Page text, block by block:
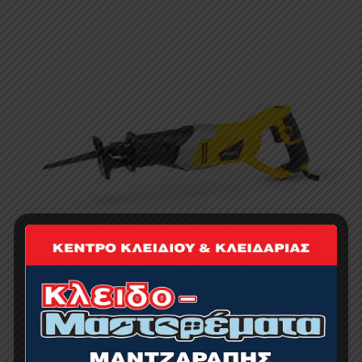
BORMANN BRS6600 Σπαθόσεγα 650W